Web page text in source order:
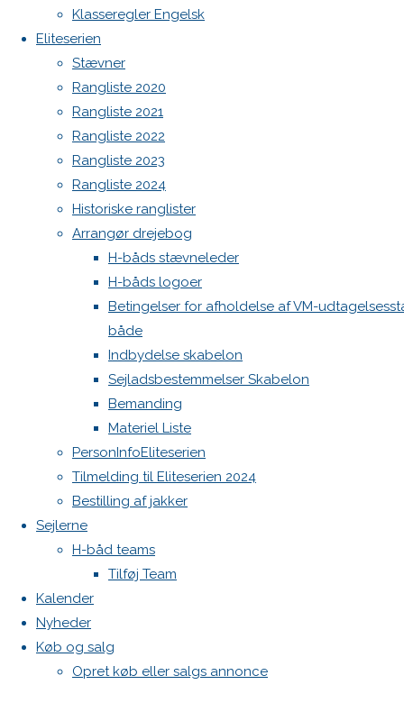
Klasseregler Engelsk
Eliteserien
Stævner
Rangliste 2020
Rangliste 2021
Rangliste 2022
Rangliste 2023
Rangliste 2024
Historiske ranglister
Arrangør drejebog
H-båds stævneleder
H-båds logoer
Betingelser for afholdelse af VM-
både
Indbydelse skabelon
Sejladsbestemmelser Skabelon
Bemanding
Materiel Liste
PersonInfoEliteserien
Tilmelding til Eliteserien 2024
Bestilling af jakker
Sejlerne
H-båd teams
Tilføj Team
Kalender
Nyheder
Køb og salg
Opret køb eller salgs annonce
benytte
H-båds
køb og
salg
listen.
Man kan
oprette
en
annonce
påOpret
annnonce
Kig også
på den
fælles
nordiske
køb og
salgs liste.
Nordisk
køb og
salg liste.
WordPress.org